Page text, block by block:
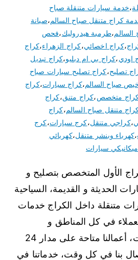
،خدمة سيارات متنقلة صباح
كراج متنقل صباح السالم،صيانة
السالم،طرمبة هيدروليك،فحص
،كراج اخصائي،كراج الزهراء،كراج
اودي،كراج بي ام دبليو،كراج تبديل
تصليح،كراج تصليح سيارات صباح
صباح السالم،كراج سيارات،كراج
متخصص،كراج متنق،كراج
متنقل صباح السالم،كراج
،كراجي متنقل،كرج سيارات،كرج
،كهرباء وبنشر متنقل،كهربائي
ميكانيكي سيارات
الأول المتخصص بتصليح و
الحديثة و القديمة، السياحية
متنقلة داخل الكراج خدمات
في كل المناطق و
المحافظات في الكويت، أعمالنا متاحة على مدار 24
بنا في كل وقت، خدماتنا في